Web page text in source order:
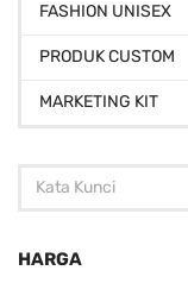
FASHION UNISEX
PRODUK CUSTOM
MARKETING KIT
HARGA